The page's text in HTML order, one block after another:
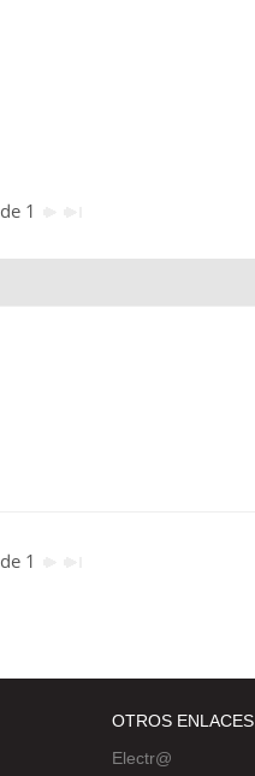
1
1
OTROS ENLACES
Electr@